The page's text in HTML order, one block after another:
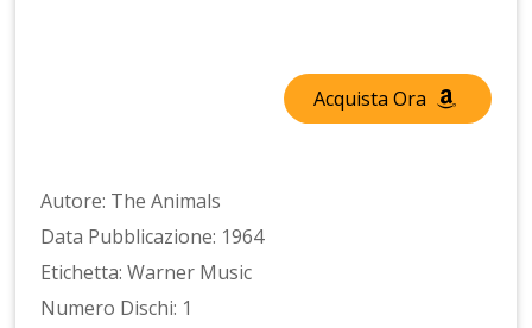
Acquista Ora
Autore: The Animals
Data Pubblicazione: 1964
Etichetta: Warner Music
Numero Dischi: 1